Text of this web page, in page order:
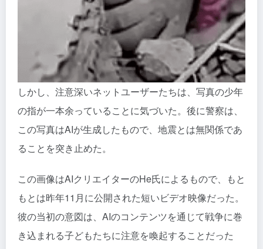
しかし、注意深いネットユーザーたちは、写真の少年
の指が一本余っていることに気づいた。後に警察は、
この写真はAIが生成したもので、地震とは無関係であ
ることを突き止めた。
この画像はAIクリエイターのHe氏によるもので、もと
もとは昨年11月に公開された短いビデオ映像だった。
彼の当初の意図は、AIのコンテンツを通じて戦争に巻
き込まれる子どもたちに注意を喚起することだった